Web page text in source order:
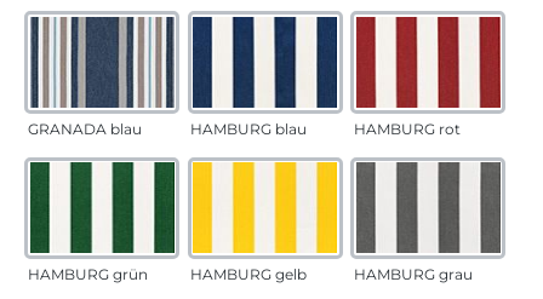
GRANADA blau HAMBURG blau HAMBURG rot
HAMBURG grün HAMBURG gelb HAMBURG grau